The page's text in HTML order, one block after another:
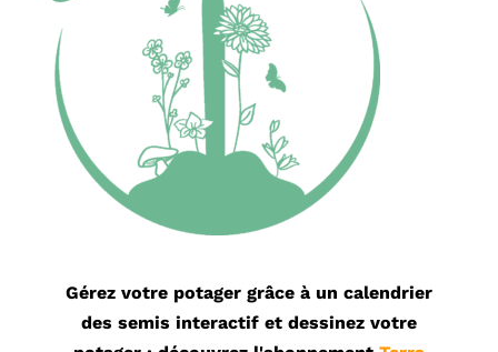
Gérez votre potager grâce à un calendrier
des semis interactif et dessinez votre